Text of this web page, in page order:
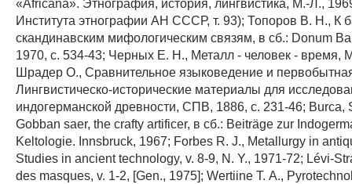
Института этнографии АН СССР, т. 93); Топоров В. Н., К
скандинавским мифологическим связям, в сб.: Donum
1970, с. 534-43; Черных Е. Н., Металл - человек - время,
Шрадер О., Сравнительное языковедение и
Лингвистическо-исторические материалы для
индогерманской древности, СПВ, 1886, с. 231-46; Burca,
Gobban saer, the crafty artificer, в сб.: Beiträge zur
Keltologie. Innsbruck, 1967; Forbes R. J., Metallurgy in
Studies in ancient technology, v. 8-9, N. Y., 1971-72; Lévi-
des masques, v. 1-2, [Gen., 1975]; Wertiine Т. A.,